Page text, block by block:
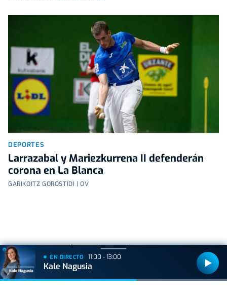
DEPORTES
Larrazabal y Mariezkurrena II defenderán
corona en La Blanca
GARIKOITZ GOROSTIDI | OV
Lo+ leído
ACTUALIDAD
EN DIRECTO 11:00 - 13:00
Kale Nagusia